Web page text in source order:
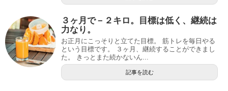
３ヶ月で－２キロ。目標は低く、継続は
力なり。
お正月にこっそりと立てた目標。 筋トレを毎日やる
という目標です。 ３ヶ月、継続することができまし
た。 きっとまた続かないん...
記事を読む